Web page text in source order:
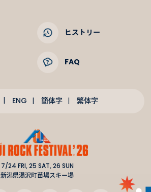
ヒストリー
FAQ
ENG 簡体字 繁体字
7/24 FRI, 25 SAT, 26 SUN
新潟県湯沢町苗場スキー場